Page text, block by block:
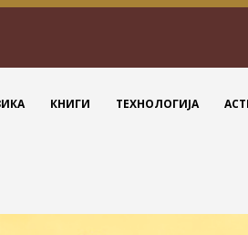
КНИГИ ТЕХНОЛОГИЈА